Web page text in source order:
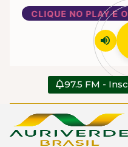
CLIQUE NO PLAY E
volume_up
97.5 FM -